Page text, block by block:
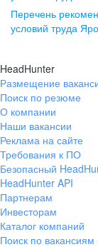
помещение 15
+7 843 212-12-50
Екатеринбург
ул. Боевых
+7 343 226-79-99
pr@ural.hh.ru
ул. Янковского, д.
706 каб.
Перечень
условий труда
HeadHunter
Размещение
Поиск по резюме
О компании
Наши вакансии
Реклама на сайте
Требования к ПО
Безопасный
HeadHunter API
Партнерам
Инвесторам
Каталог компаний
Поиск по